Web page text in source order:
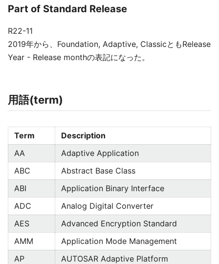
Part of Standard Release
R22-11
2019年から、Foundation, Adaptive, ClassicともRelease
Year - Release monthの表記になった。
用語(term)
Term
Description
AA
Adaptive Application
ABC
Abstract Base Class
ABI
Application Binary Interface
ADC
Analog Digital Converter
AES
Advanced Encryption Standard
AMM
Application Mode Management
AP
AUTOSAR Adaptive Platform